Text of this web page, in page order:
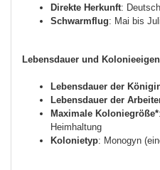
Direkte Herkunft:
Schwarmflug: Mai bis Juli
Lebensdauer und
Lebensdauer der
Lebensdauer der
Maximale Koloniegröße*
Heimhaltung
Kolonietyp: Monogyn